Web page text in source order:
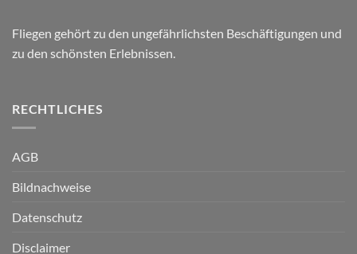
Fliegen gehört zu den ungefährlichsten Beschäftigungen und
zu den schönsten Erlebnissen.
RECHTLICHES
AGB
Bildnachweise
Datenschutz
Disclaimer